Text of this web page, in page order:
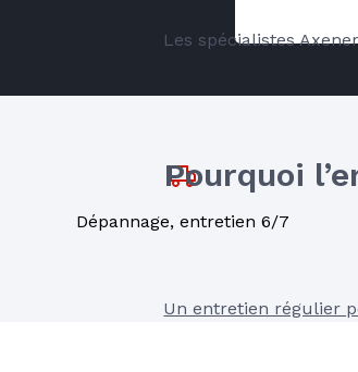
Les spécialistes
Pourquoi
Un entretien régulier
Dépannage, entretien 6/7